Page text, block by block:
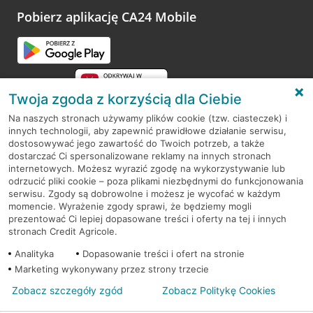
opinie.
Pobierz aplikację CA24 Mobile
RODO
Regulamin serwisu
Mapa serwisu
PolitykaCookies
© 2026 Credit Agricole Bank Polska S.A. Wszelkie prawa zastrzeżone
Twoja zgoda z korzyścią dla Ciebie
Na naszych stronach używamy plików cookie (tzw. ciasteczek) i
innych technologii, aby zapewnić prawidłowe działanie serwisu,
dostosowywać jego zawartość do Twoich potrzeb, a także
dostarczać Ci spersonalizowane reklamy na innych stronach
internetowych. Możesz wyrazić zgodę na wykorzystywanie lub
odrzucić pliki cookie – poza plikami niezbędnymi do funkcjonowania
serwisu. Zgody są dobrowolne i możesz je wycofać w każdym
momencie. Wyrażenie zgody sprawi, że będziemy mogli
prezentować Ci lepiej dopasowane treści i oferty na tej i innych
stronach Credit Agricole.
Analityka
Dopasowanie treści i ofert na stronie
Marketing wykonywany przez strony trzecie
Zobacz szczegóły zgód Zobacz Politykę Cookies